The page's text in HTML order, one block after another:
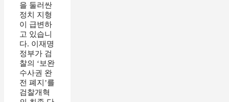
을 둘러싼
정치 지형
이 급변하
고 있습니
다. 이재명
정부가 검
찰의 ‘보완
수사권 완
전 폐지’를
검찰개혁